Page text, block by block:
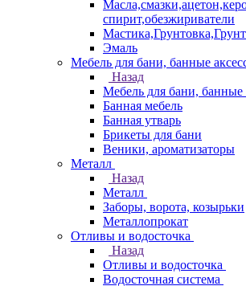
спирит,обезжириватели
Эмаль
Мебель для бани, банные
Назад
Мебель для бани, банные
Банная мебель
Банная утварь
Брикеты для бани
Веники, ароматизаторы
Металл
Назад
Металл
Заборы, ворота, козырьки
Металлопрокат
Отливы и водосточка
Назад
Отливы и водосточка
Водосточная система